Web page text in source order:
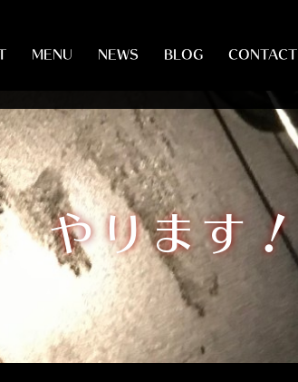
MENU NEWS BLOG CONTACT
ります！